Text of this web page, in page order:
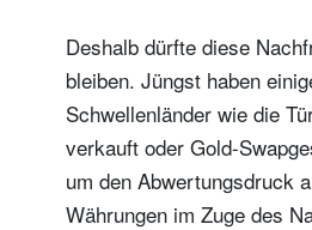
Deshalb dürfte diese
bleiben. Jüngst haben
Schwellenländer wie die
verkauft oder Gold-
um den Abwertungsdruck
Währungen im Zuge des